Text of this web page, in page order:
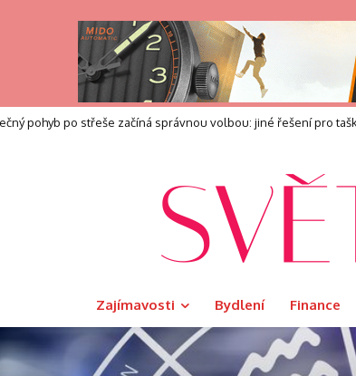
pohyb po střeše začíná správnou volbou: jiné řešení pro
a skladovat bylinky, které se hodí na vaření i jako čaj
Zajímavosti Bydlení Finance